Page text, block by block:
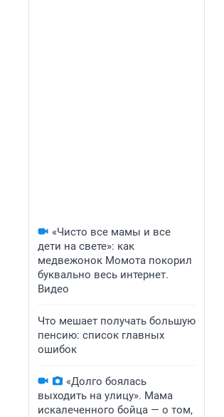
«Чисто все мамы и все
дети на свете»: как
медвежонок Момота покорил
буквально весь интернет.
Видео
Что мешает получать большую
пенсию: список главных
ошибок
«Долго боялась
выходить на улицу». Мама
искалеченного бойца — о том,